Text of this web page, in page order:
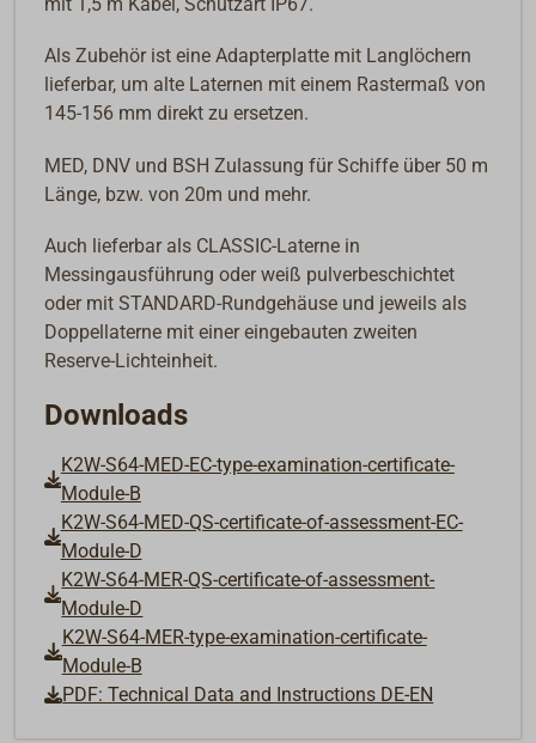
Als Zubehör ist eine Adapterplatte mit Langlöchern
lieferbar, um alte Laternen mit einem Rastermaß von
145-156 mm direkt zu ersetzen.
MED, DNV und BSH Zulassung für Schiffe über 50 m
Länge, bzw. von 20m und mehr.
Auch lieferbar als CLASSIC-Laterne in
Messingausführung oder weiß pulverbeschichtet
oder mit STANDARD-Rundgehäuse und jeweils als
Doppellaterne mit einer eingebauten zweiten
Reserve-Lichteinheit.
Downloads
K2W-S64-MED-EC-type-examination-certificate-
Module-B
K2W-S64-MED-QS-certificate-of-assessment-EC-
Module-D
K2W-S64-MER-QS-certificate-of-assessment-
Module-D
K2W-S64-MER-type-examination-certificate-
Module-B
PDF: Technical Data and Instructions DE-EN